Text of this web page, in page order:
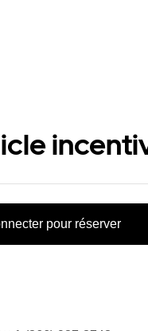
pour réserver